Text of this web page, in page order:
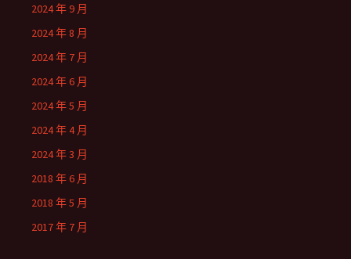
2024 年 9 月
2024 年 8 月
2024 年 7 月
2024 年 6 月
2024 年 5 月
2024 年 4 月
2024 年 3 月
2018 年 6 月
2018 年 5 月
2017 年 7 月